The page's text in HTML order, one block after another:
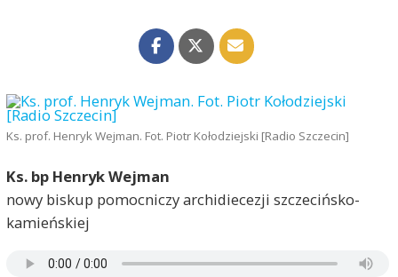
Ks. prof. Henryk Wejman. Fot. Piotr Kołodziejski [Radio Szczecin]
Ks. bp Henryk Wejman
nowy biskup pomocniczy archidiecezji szczecińsko-
kamieńskiej